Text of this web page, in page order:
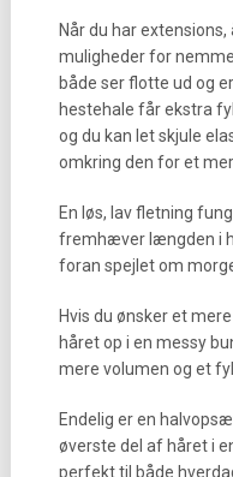
Når du har
muligheder for
både ser flotte ud og
hestehale får ekstra
og du kan let skjule
omkring den for et
En løs, lav fletning
fremhæver længden i
foran spejlet om
Hvis du ønsker et
håret op i en messy
mere volumen og et
Endelig er en
øverste del af håret i
perfekt til både